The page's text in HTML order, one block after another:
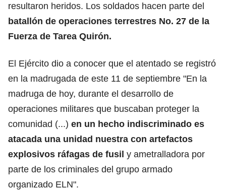
resultaron heridos. Los soldados hacen parte del
batallón de operaciones terrestres No. 27 de la
Fuerza de Tarea Quirón.
El Ejército dio a conocer que el atentado se registró
en la madrugada de este 11 de septiembre "En la
madruga de hoy, durante el desarrollo de
operaciones militares que buscaban proteger la
comunidad (...) en un hecho indiscriminado es
atacada una unidad nuestra con artefactos
explosivos ráfagas de fusil y ametralladora por
parte de los criminales del grupo armado
organizado ELN".